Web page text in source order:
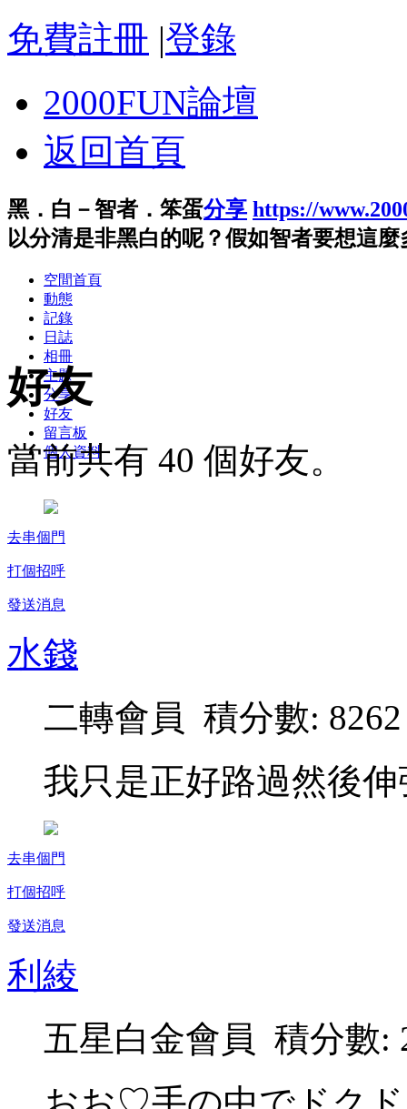
免費註冊 |登錄
2000FUN論壇
返回首頁
黑．白－智者．笨蛋分享 https://
以分清是非黑白的呢？假如智者要想這
空間首頁
動態
記錄
日誌
相冊
主題
分享
好友
留言板
個人資料
好友
當前共有 40 個好友。
去串個門
打個招呼
發送消息
水錢
二轉會員 積分數: 8262
我只是正好路過然後
去串個門
打個招呼
發送消息
利綾
五星白金會員 積分數: